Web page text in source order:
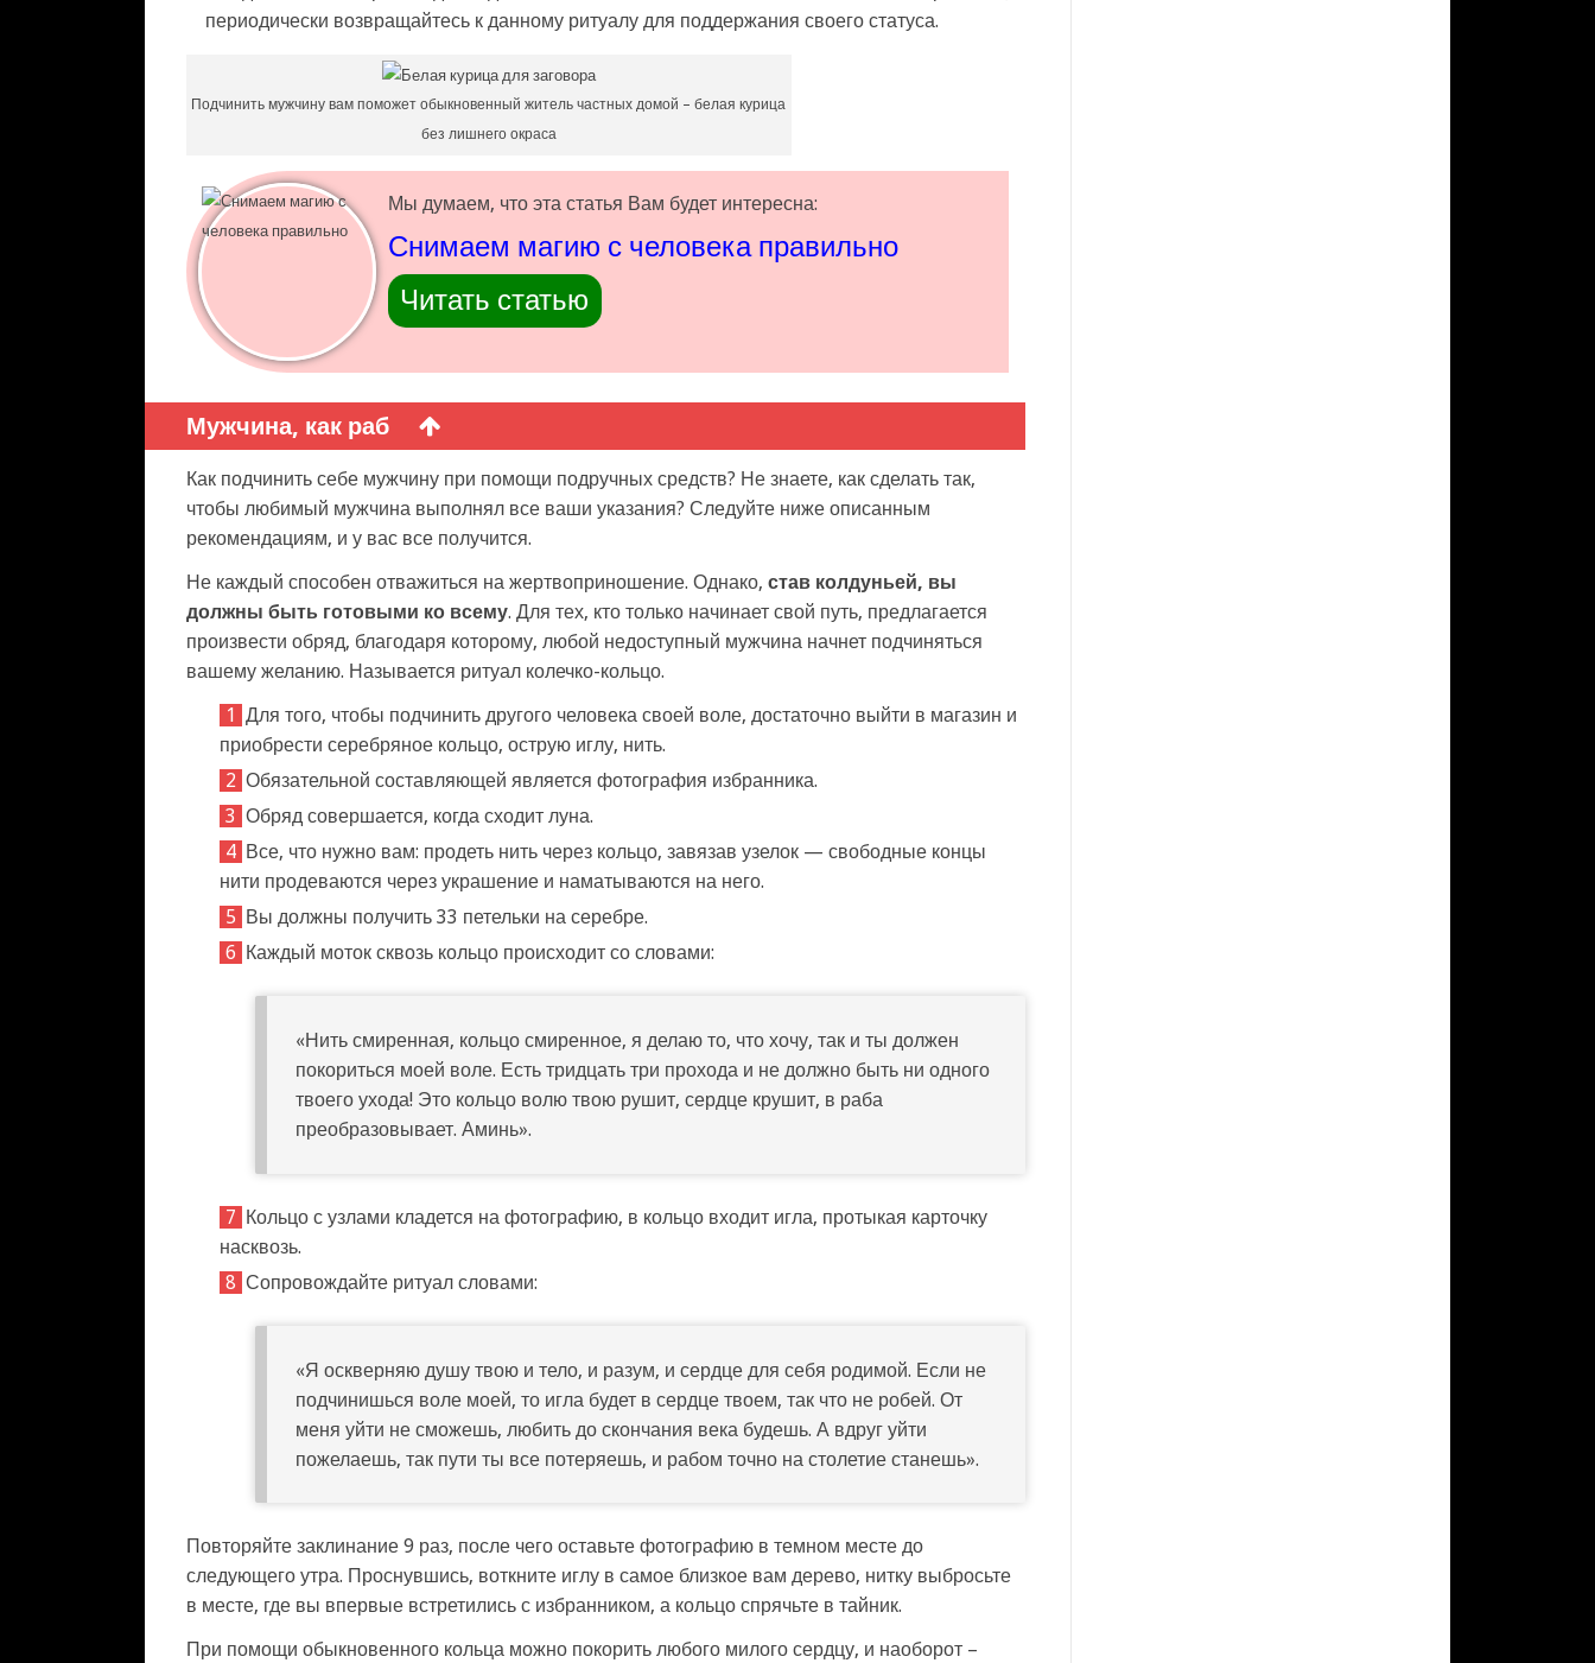
периодически возвращайтесь к данному ритуалу для поддержания своего статуса.
Подчинить мужчину вам поможет обыкновенный житель частных домой – белая курица
без лишнего окраса
Мы думаем, что эта статья Вам будет интересна:
Снимаем магию с человека правильно
Читать статью
Мужчина, как раб
Как подчинить себе мужчину при помощи подручных средств? Не знаете, как сделать так,
чтобы любимый мужчина выполнял все ваши указания? Следуйте ниже описанным
рекомендациям, и у вас все получится.
Не каждый способен отважиться на жертвоприношение. Однако, став колдуньей, вы
должны быть готовыми ко всему. Для тех, кто только начинает свой путь, предлагается
произвести обряд, благодаря которому, любой недоступный мужчина начнет подчиняться
вашему желанию. Называется ритуал колечко-кольцо.
Для того, чтобы подчинить другого человека своей воле, достаточно выйти в магазин и
приобрести серебряное кольцо, острую иглу, нить.
Обязательной составляющей является фотография избранника.
Обряд совершается, когда сходит луна.
Все, что нужно вам: продеть нить через кольцо, завязав узелок — свободные концы
нити продеваются через украшение и наматываются на него.
Вы должны получить 33 петельки на серебре.
Каждый моток сквозь кольцо происходит со словами:
«Нить смиренная, кольцо смиренное, я делаю то, что хочу, так и ты должен
покориться моей воле. Есть тридцать три прохода и не должно быть ни одного
твоего ухода! Это кольцо волю твою рушит, сердце крушит, в раба
преобразовывает. Аминь».
Кольцо с узлами кладется на фотографию, в кольцо входит игла, протыкая карточку
насквозь.
Сопровождайте ритуал словами:
«Я оскверняю душу твою и тело, и разум, и сердце для себя родимой. Если не
подчинишься воле моей, то игла будет в сердце твоем, так что не робей. От
меня уйти не сможешь, любить до скончания века будешь. А вдруг уйти
пожелаешь, так пути ты все потеряешь, и рабом точно на столетие станешь».
Повторяйте заклинание 9 раз, после чего оставьте фотографию в темном месте до
следующего утра. Проснувшись, воткните иглу в самое близкое вам дерево, нитку выбросьте
в месте, где вы впервые встретились с избранником, а кольцо спрячьте в тайник.
При помощи обыкновенного кольца можно покорить любого милого сердцу, и наоборот –